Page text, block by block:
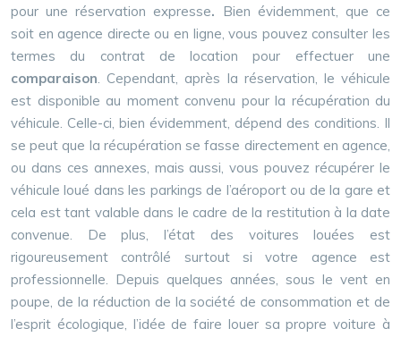
pour une réservation expresse. Bien évidemment, que ce
soit en agence directe ou en ligne, vous pouvez consulter les
termes du contrat de location pour effectuer une
comparaison. Cependant, après la réservation, le véhicule
est disponible au moment convenu pour la récupération du
véhicule. Celle-ci, bien évidemment, dépend des conditions. Il
se peut que la récupération se fasse directement en agence,
ou dans ces annexes, mais aussi, vous pouvez récupérer le
véhicule loué dans les parkings de l’aéroport ou de la gare et
cela est tant valable dans le cadre de la restitution à la date
convenue. De plus, l’état des voitures louées est
rigoureusement contrôlé surtout si votre agence est
professionnelle. Depuis quelques années, sous le vent en
poupe, de la réduction de la société de consommation et de
l’esprit écologique, l’idée de faire louer sa propre voiture à